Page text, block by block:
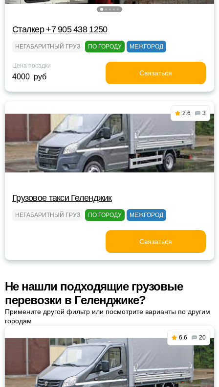
Сталкер +7 905 438 1250
НЕГАБАРИТНЫЙ ГРУЗ ПО ГОРОДУ МЕЖГОРОД
Цена посадки
4000 руб Связаться
2.6 3
Грузовое такси Геленджик
НЕГАБАРИТНЫЙ ГРУЗ ПО ГОРОДУ МЕЖГОРОД
Связаться
Не нашли подходящие грузовые
перевозки в Геленджике?
Примените другой фильтр или посмотрите варианты по другим
городам
6.6 20